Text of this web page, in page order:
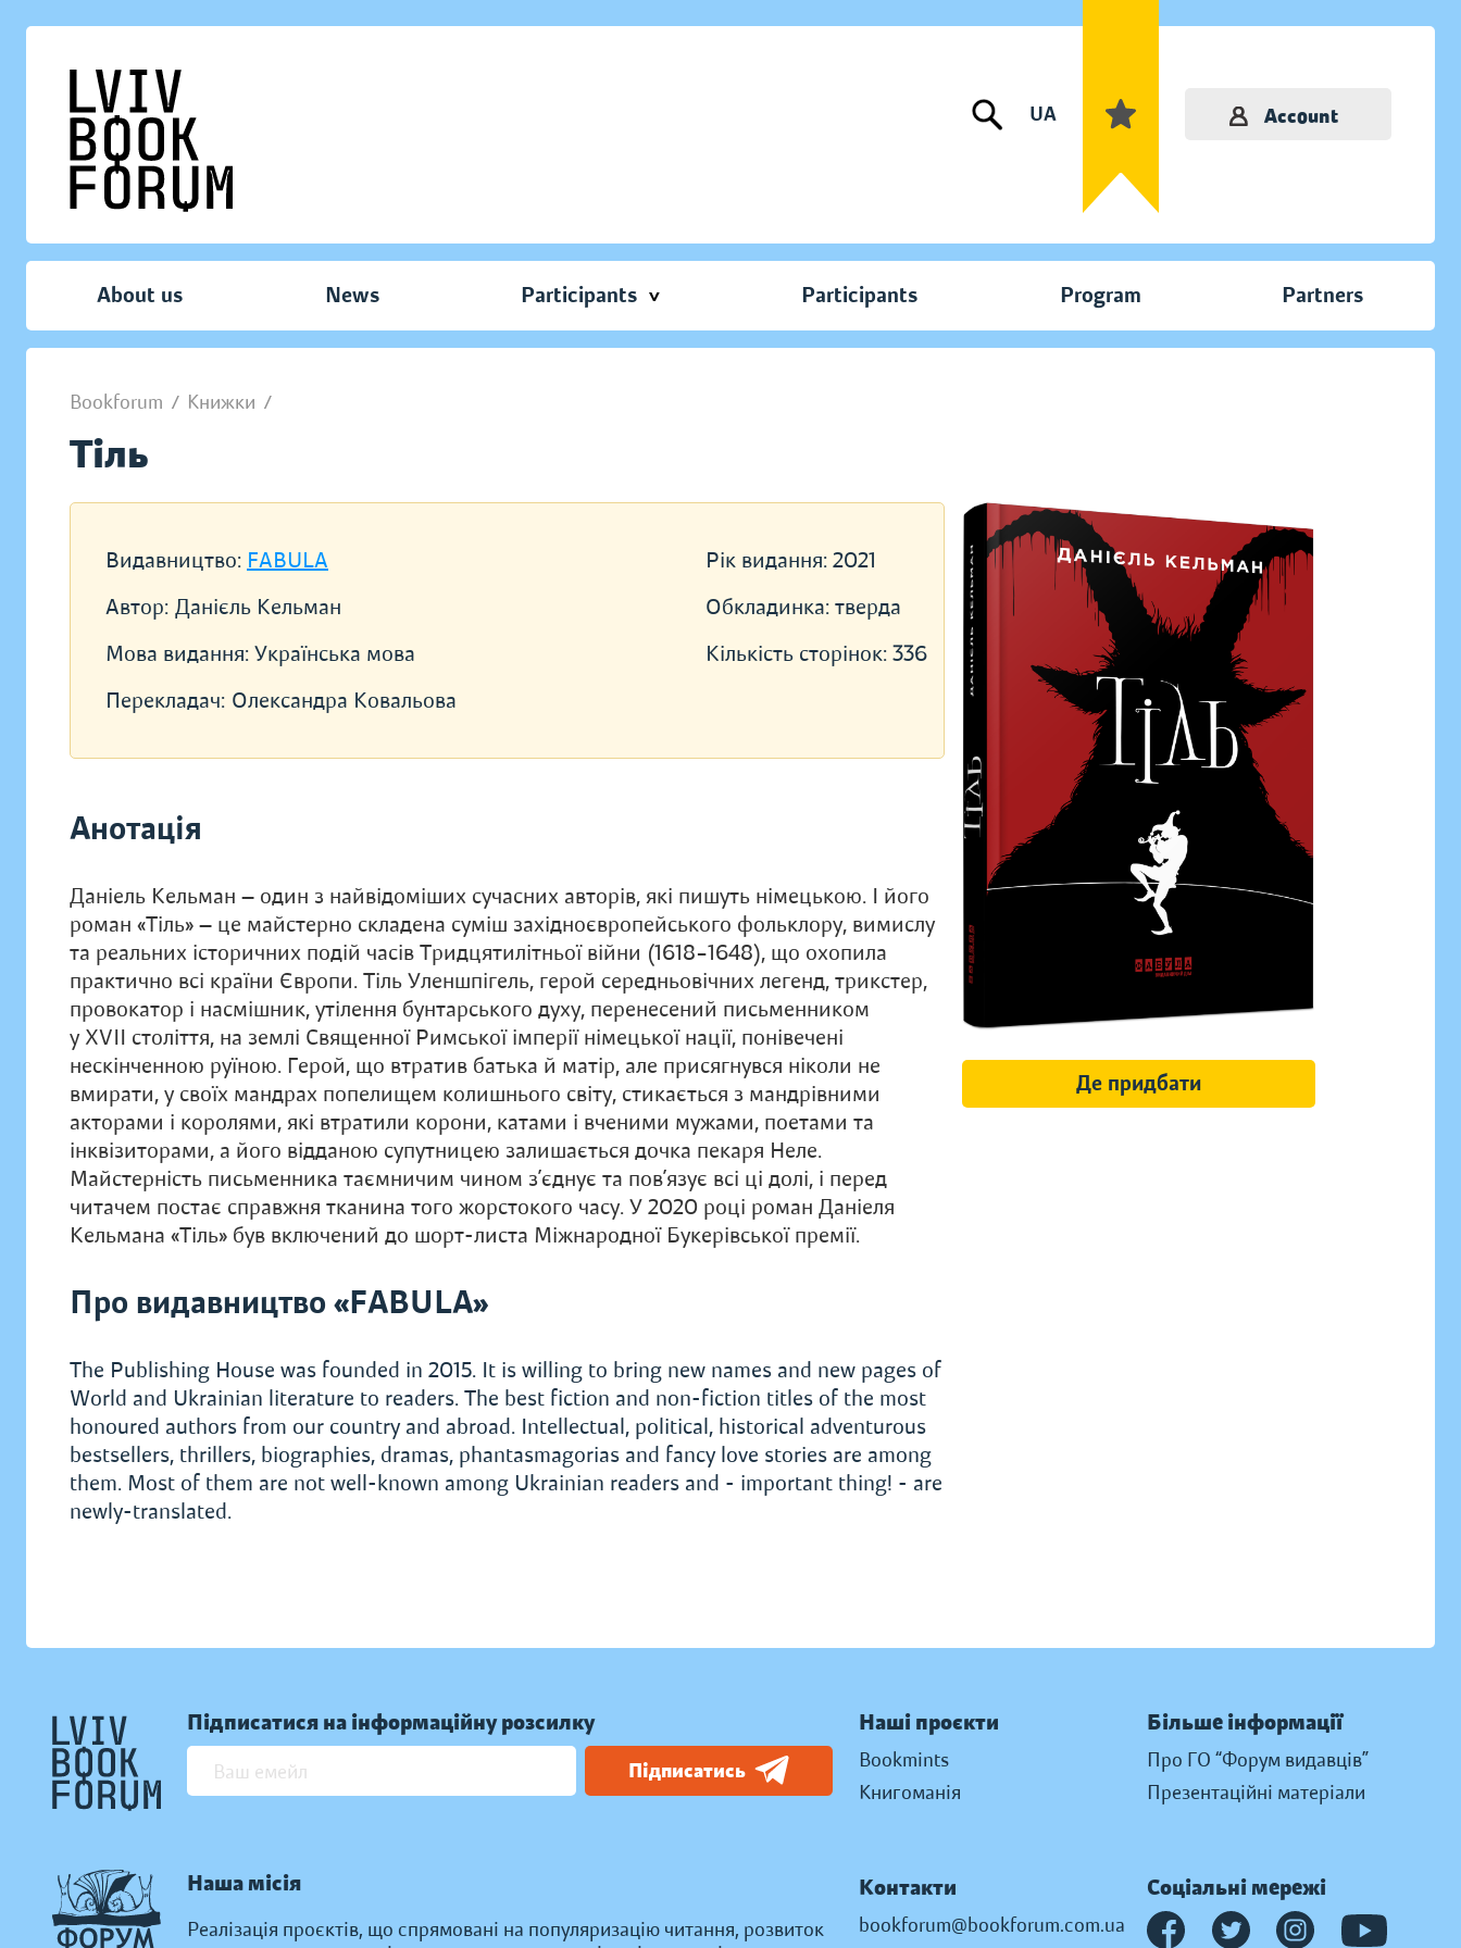
UA Account
About us News Participants Participants Program Partners
Bookforum / Книжки /
Тіль
Видавництво: FABULA
Автор: Данієль Кельман
Мова видання: Українська мова
Перекладач: Олександра Ковальова
Рік видання: 2021
Обкладинка: тверда
Кількість сторінок: 336
Анотація
Даніель Кельман — один з найвідоміших сучасних авторів, які пишуть німецькою. І його
роман «Тіль» — це майстерно складена суміш західноєвропейського фольклору, вимислу
та реальних історичних подій часів Тридцятилітньої війни (1618–1648), що охопила
практично всі країни Європи. Тіль Уленшпігель, герой середньовічних легенд, трикстер,
провокатор і насмішник, утілення бунтарського духу, перенесений письменником
у XVII століття, на землі Священної Римської імперії німецької нації, понівечені
нескінченною руїною. Герой, що втратив батька й матір, але присягнувся ніколи не
вмирати, у своїх мандрах попелищем колишнього світу, стикається з мандрівними
акторами і королями, які втратили корони, катами і вченими мужами, поетами та
інквізиторами, а його відданою супутницею залишається дочка пекаря Неле.
Майстерність письменника таємничим чином з’єднує та пов’язує всі ці долі, і перед
читачем постає справжня тканина того жорстокого часу. У 2020 році роман Даніеля
Кельмана «Тіль» був включений до шорт-листа Міжнародної Букерівської премії.
Про видавництво «FABULA»
The Publishing House was founded in 2015. It is willing to bring new names and new pages of
World and Ukrainian literature to readers. The best fiction and non-fiction titles of the most
honoured authors from our country and abroad. Intellectual, political, historical adventurous
bestsellers, thrillers, biographies, dramas, phantasmagorias and fancy love stories are among
them. Most of them are not well-known among Ukrainian readers and - important thing! - are
newly-translated.
Де придбати
Підписатися на інформаційну розсилку
Підписатись
Наша місія
Реалізація проєктів, що спрямовані на популяризацію читання, розвиток
Наші проєкти
Bookmints
Книгоманія
Більше інформації
Про ГО “Форум видавців”
Презентаційні матеріали
Контакти
bookforum@bookforum.com.ua
Соціальні мережі